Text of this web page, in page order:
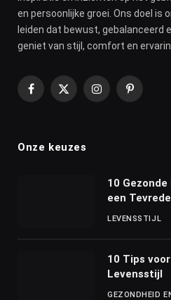
en persoonlijke groei. Ons doel is
leiden dat bewust, gebalanceerd
geniet van stijl, comfort en
Facebook
X
InstagramPinterest
Onze keuzes
10
een
LEVENSSTIJL
10 Tips
Levensstijl
GEZONDHEID